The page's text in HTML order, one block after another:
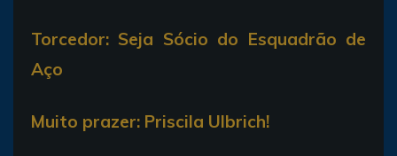
Torcedor: Seja Sócio do Esquadrão de
Aço
Muito prazer: Priscila Ulbrich!